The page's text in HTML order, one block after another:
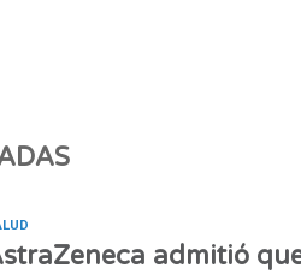
admitió